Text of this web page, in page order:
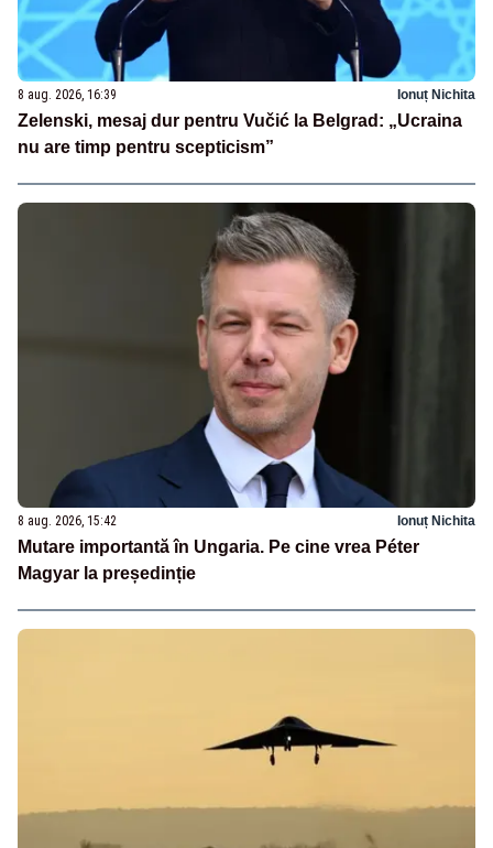
8 aug. 2026, 16:39 Ionuț Nichita
Zelenski, mesaj dur pentru Vučić la Belgrad: „Ucraina
nu are timp pentru scepticism”
8 aug. 2026, 15:42 Ionuț Nichita
Mutare importantă în Ungaria. Pe cine vrea Péter
Magyar la președinție